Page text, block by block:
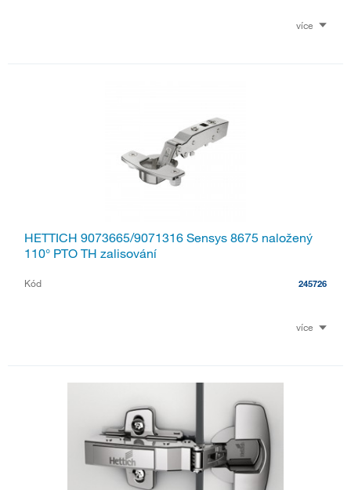
více
HETTICH 9073665/9071316 Sensys 8675 naložený
110° PTO TH zalisování
Kód 245726
více